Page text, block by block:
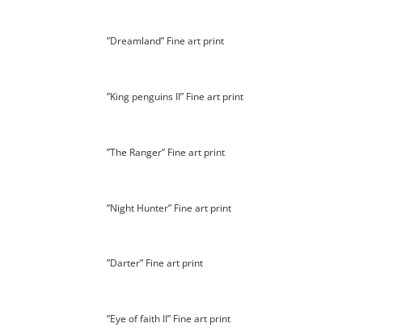
”Dreamland” Fine art print
”King penguins II” Fine art print
”The Ranger” Fine art print
”Night Hunter” Fine art print
”Darter” Fine art print
”Eye of faith II” Fine art print